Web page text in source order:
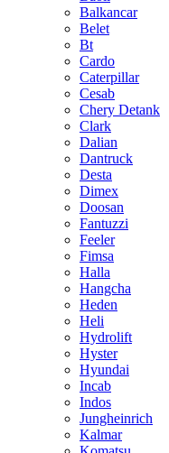
Balkancar
Belet
Bt
Cardo
Caterpillar
Cesab
Chery Detank
Clark
Dalian
Dantruck
Desta
Dimex
Doosan
Fantuzzi
Feeler
Fimsa
Halla
Hangcha
Heden
Heli
Hydrolift
Hyster
Hyundai
Incab
Indos
Jungheinrich
Kalmar